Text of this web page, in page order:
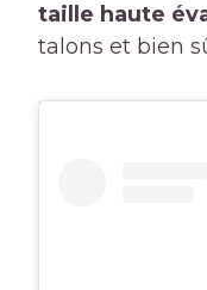
taille haute
talons et bien